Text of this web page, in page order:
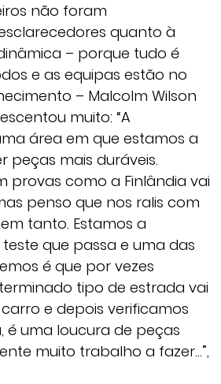
não foram
quanto à
– porque tudo é
e as equipas estão no
– Malcolm Wilson
muito: “A
área em que estamos a
peças mais duráveis.
provas como a Finlândia vai
penso que nos ralis com
tanto. Estamos a
que passa e uma das
é que por vezes
tipo de estrada vai
e depois verificamos
é uma loucura de peças
muito trabalho a fazer…”,